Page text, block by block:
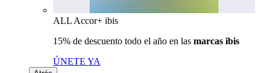
ALL Accor+ ibis
15% de descuento todo el año en las marcas ibis
ÚNETE YA